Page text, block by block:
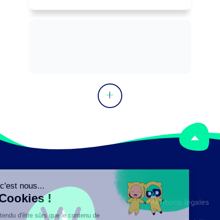
attendues. Peut coordonner l'activité
Mentions légales